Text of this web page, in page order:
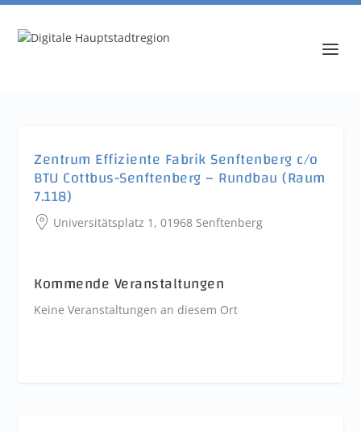
Zentrum Effiziente Fabrik Senftenberg c/o
BTU Cottbus-Senftenberg – Rundbau (Raum
7.118)
Universitätsplatz 1, 01968 Senftenberg
Kommende Veranstaltungen
Keine Veranstaltungen an diesem Ort